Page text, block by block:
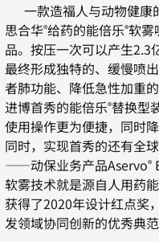
一款造福人与动物健康
思合华®给药的能倍乐®软雾
品。按压一次可以产生2.3
最终形成独特的、缓慢喷
者肺功能、降低急性加重
进博首秀的能倍乐®替换型
使用操作更为便捷，同时
同时，实现首秀的还有全
——动保业务产品Aservo®
软雾技术就是源自人用药
获得了2020年设计红点奖
发领域协同创新的优秀典范